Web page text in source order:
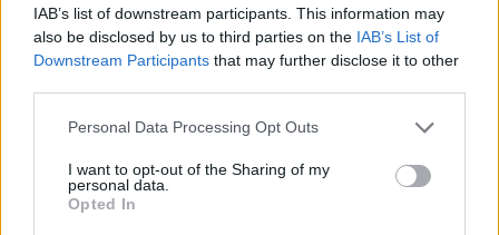
IAB’s list of downstream participants. This information may
also be disclosed by us to third parties on the IAB’s List of
Downstream Participants that may further disclose it to other
Personal Data Processing Opt Outs
I want to opt-out of the Sharing of my
personal data.
Opted In
ADV